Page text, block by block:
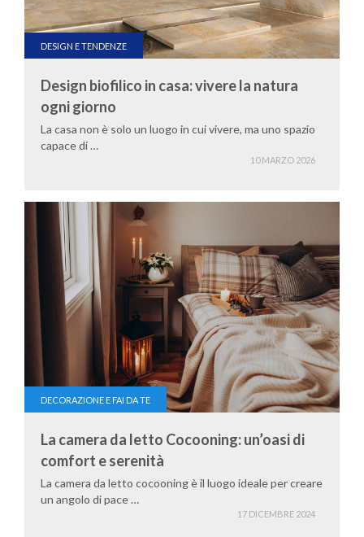
DESIGN E TENDENZE
Design biofilico in casa: vivere la natura
ogni giorno
La casa non è solo un luogo in cui vivere, ma uno spazio
capace di …
10 MARZO 2026
DECORAZIONE E FAI DA TE
La camera da letto Cocooning: un’oasi di
comfort e serenità
La camera da letto cocooning è il luogo ideale per creare
un angolo di pace …
17 DICEMBRE 2024